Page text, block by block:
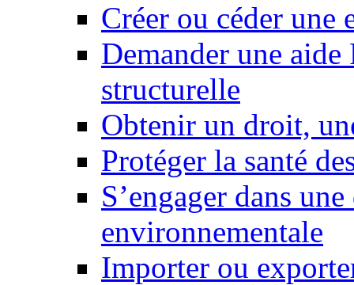
Créer ou céder une
Demander une
structurelle
Obtenir un droit,
Protéger la santé
S’engager dans
environnementale
Importer ou